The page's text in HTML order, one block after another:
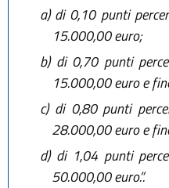
a)di 0,10 punti
15.000,00 euro;
b)di 0,70 punti
15.000,00 euro e
c)di 0,80 punti
28.000,00 euro e
d)di 1,04 punti
50.000,00 euro.”.